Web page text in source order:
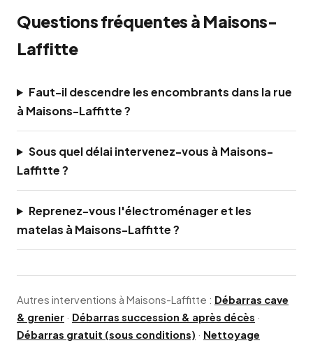
Questions fréquentes à Maisons-
Laffitte
Faut-il descendre les encombrants dans la rue
à Maisons-Laffitte ?
Sous quel délai intervenez-vous à Maisons-
Laffitte ?
Reprenez-vous l'électroménager et les
matelas à Maisons-Laffitte ?
Autres interventions à Maisons-Laffitte : Débarras cave
& grenier · Débarras succession & après décès ·
Débarras gratuit (sous conditions) · Nettoyage